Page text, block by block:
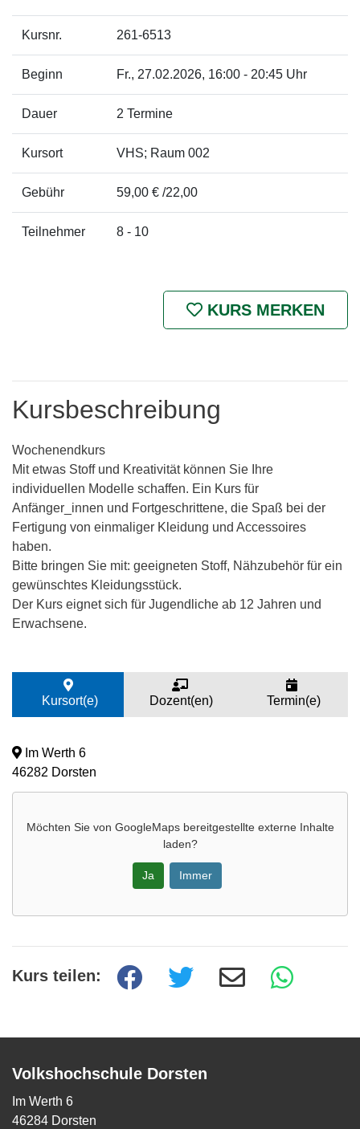
Kursnr. 261-6513
Beginn Fr., 27.02.2026, 16:00 - 20:45 Uhr
Dauer 2 Termine
Kursort VHS; Raum 002
Gebühr 59,00 € /22,00
Teilnehmer 8 - 10
KURS MERKEN
Kursbeschreibung
Wochenendkurs
Mit etwas Stoff und Kreativität können Sie Ihre
individuellen Modelle schaffen. Ein Kurs für
Anfänger_innen und Fortgeschrittene, die Spaß bei der
Fertigung von einmaliger Kleidung und Accessoires
haben.
Bitte bringen Sie mit: geeigneten Stoff, Nähzubehör für ein
gewünschtes Kleidungsstück.
Der Kurs eignet sich für Jugendliche ab 12 Jahren und
Erwachsene.
Kursort(e) Dozent(en) Termin(e)
Im Werth 6
46282 Dorsten
Möchten Sie von GoogleMapsbereitgestellte externe Inhalte
laden?
Ja Immer
Kurs teilen:
Volkshochschule Dorsten
Im Werth 6
46284 Dorsten